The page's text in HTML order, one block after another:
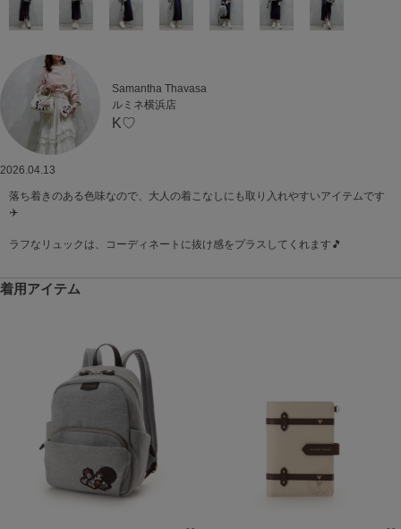
Samantha Thavasa
ルミネ横浜店
K♡
2026.04.13
落ち着きのある色味なので、大人の着こなしにも取り入れやすいアイテムです
✈️
ラフなリュックは、コーディネートに抜け感をプラスしてくれます🎵
着用アイテム